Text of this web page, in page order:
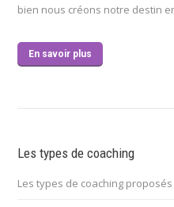
bien nous créons notre destin
En savoir plus
Les types de coaching
Les types de coaching proposés